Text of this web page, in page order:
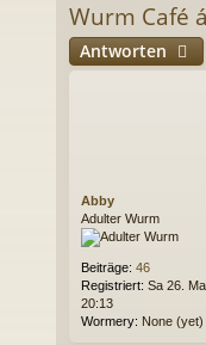
ug
riff
Wurm Café
Antworten
Abby
Adulter Wurm
Beiträge: 46
Registriert: Sa 26.
20:13
Wormery: None (yet)